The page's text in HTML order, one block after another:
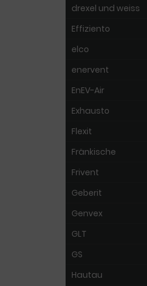
drexel und weiss
Effiziento
elco
enervent
EnEV-Air
Exhausto
Flexit
Fränkische
Frivent
Geberit
Genvex
GLT
GS
Hautau